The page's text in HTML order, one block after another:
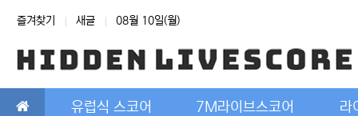
상단 네비
즐겨찾기 새글 08월 10일(월)
메인 메뉴유럽식 스코어 7M라이브스코어 라